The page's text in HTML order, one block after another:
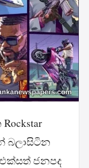
බලාසිටින
එක්සත් ජනපද